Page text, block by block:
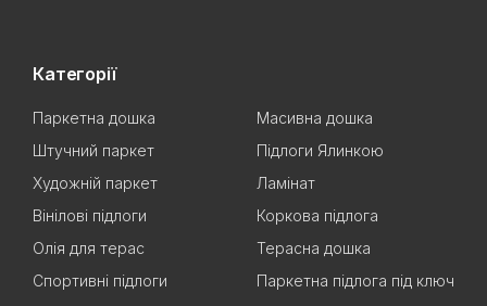
Категорії
Паркетна дошка
Масивна дошка
Штучний паркет
Підлоги Ялинкою
Художній паркет
Ламінат
Вінілові підлоги
Коркова підлога
Олія для терас
Терасна дошка
Спортивні підлоги
Паркетна підлога під ключ